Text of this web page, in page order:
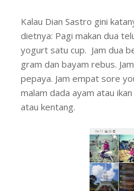
Kalau Dian Sastro gini
dietnya: Pagi makan dua
yogurt satu cup. Jam dua
gram dan bayam rebus.
pepaya. Jam empat sore
malam dada ayam atau
atau kentang.